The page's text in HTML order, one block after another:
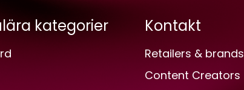
kategorier Kontakt
Retailers & brands
Content Creators